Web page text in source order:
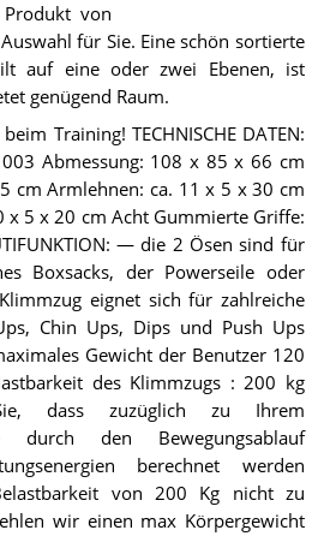
von
für Sie. Eine schön sortierte
auf eine oder zwei Ebenen, ist
genügend Raum.
Training! TECHNISCHE DATEN:
Abmessung: 108 x 85 x 66 cm
cm Armlehnen: ca. 11 x 5 x 30 cm
x 5 x 20 cm Acht Gummierte Griffe:
— die 2 Ösen sind für
Boxsacks, der Powerseile oder
eignet sich für zahlreiche
Chin Ups, Dips und Push Ups
Gewicht der Benutzer 120
des Klimmzugs : 200 kg
dass zuzüglich zu Ihrem
durch den Bewegungsablauf
berechnet werden
von 200 Kg nicht zu
wir einen max Körpergewicht